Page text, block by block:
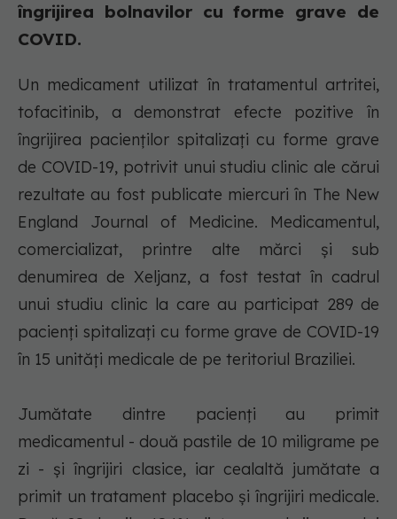
îngrijirea bolnavilor cu forme grave de
COVID.
Un medicament utilizat în tratamentul artritei,
tofacitinib, a demonstrat efecte pozitive în
îngrijirea pacienţilor spitalizaţi cu forme grave
de COVID-19, potrivit unui studiu clinic ale cărui
rezultate au fost publicate miercuri în The New
England Journal of Medicine. Medicamentul,
comercializat, printre alte mărci şi sub
denumirea de Xeljanz, a fost testat în cadrul
unui studiu clinic la care au participat 289 de
pacienţi spitalizaţi cu forme grave de COVID-19
în 15 unităţi medicale de pe teritoriul Braziliei.
Jumătate dintre pacienţi au primit
medicamentul - două pastile de 10 miligrame pe
zi - şi îngrijiri clasice, iar cealaltă jumătate a
primit un tratament placebo şi îngrijiri medicale.